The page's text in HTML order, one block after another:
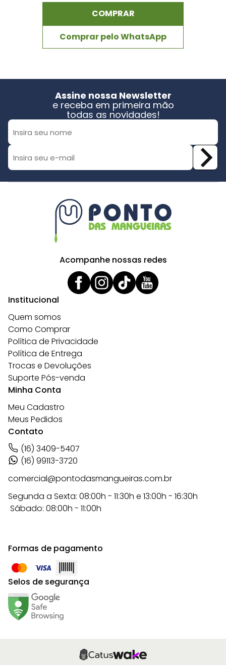
COMPRAR
Comprar pelo WhatsApp
Assine nossa Newsletter
e receba em primeira mão
todas as novidades!
Acompanhe nossas redes
Institucional
Quem somos
Como Comprar
Política de Privacidade
Política de Entrega
Trocas e Devoluções
Suporte Pós-venda
Minha Conta
Meu Cadastro
Meus Pedidos
Contato
(16) 3409-5407
(16) 99113-3720
comercial@pontodasmangueiras.com.br
Segunda a Sexta: 08:00h - 11:30h e 13:00h - 16:30h
Sábado: 08:00h - 11:00h
Formas de pagamento
Selos de segurança